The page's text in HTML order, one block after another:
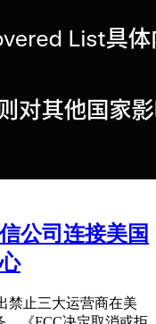
公司连接美国
禁止三大运营商在美